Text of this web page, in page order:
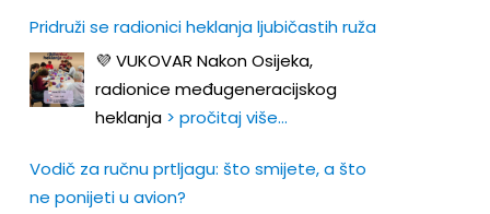
Pridruži se radionici heklanja ljubičastih ruža
💜 VUKOVAR Nakon Osijeka,
radionice međugeneracijskog
heklanja > pročitaj više…
Vodič za ručnu prtljagu: što smijete, a što
ne ponijeti u avion?